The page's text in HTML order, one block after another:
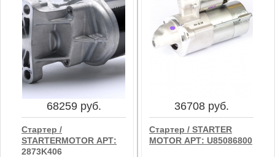
68259 руб.
Стартер /
STARTERMOTOR АРТ:
2873K406
36708 руб.
Стартер / STARTER
MOTOR АРТ: U85086800